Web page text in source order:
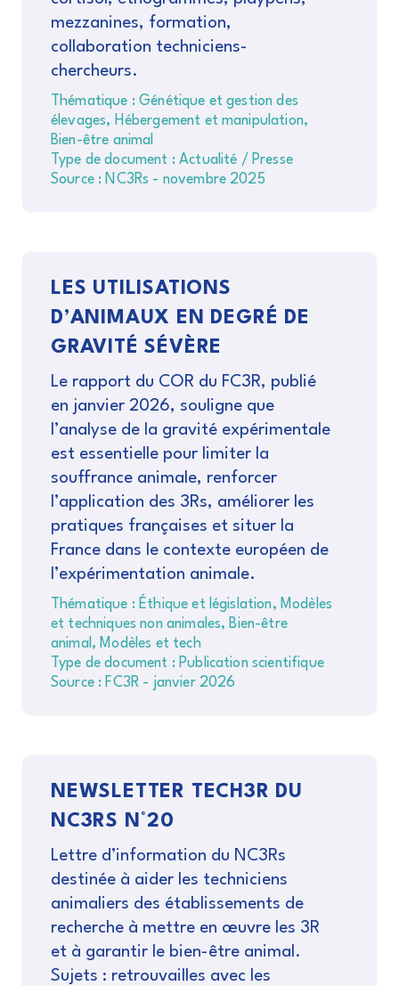
mezzanines, formation,
collaboration techniciens-
chercheurs.
Thématique : Génétique et gestion des
élevages, Hébergement et manipulation,
Bien-être animal
Type de document : Actualité / Presse
Source : NC3Rs - novembre 2025
LES UTILISATIONS
D’ANIMAUX EN DEGRÉ DE
GRAVITÉ SÉVÈRE
Le rapport du COR du FC3R, publié
en janvier 2026, souligne que
l’analyse de la gravité expérimentale
est essentielle pour limiter la
souffrance animale, renforcer
l’application des 3Rs, améliorer les
pratiques françaises et situer la
France dans le contexte européen de
l’expérimentation animale.
Thématique : Éthique et législation, Modèles
et techniques non animales, Bien-être
animal, Modèles et tech
Type de document : Publication scientifique
Source : FC3R - janvier 2026
NEWSLETTER TECH3R DU
NC3RS N°20
Lettre d’information du NC3Rs
destinée à aider les techniciens
animaliers des établissements de
recherche à mettre en œuvre les 3R
et à garantir le bien-être animal.
Sujets : retrouvailles avec les